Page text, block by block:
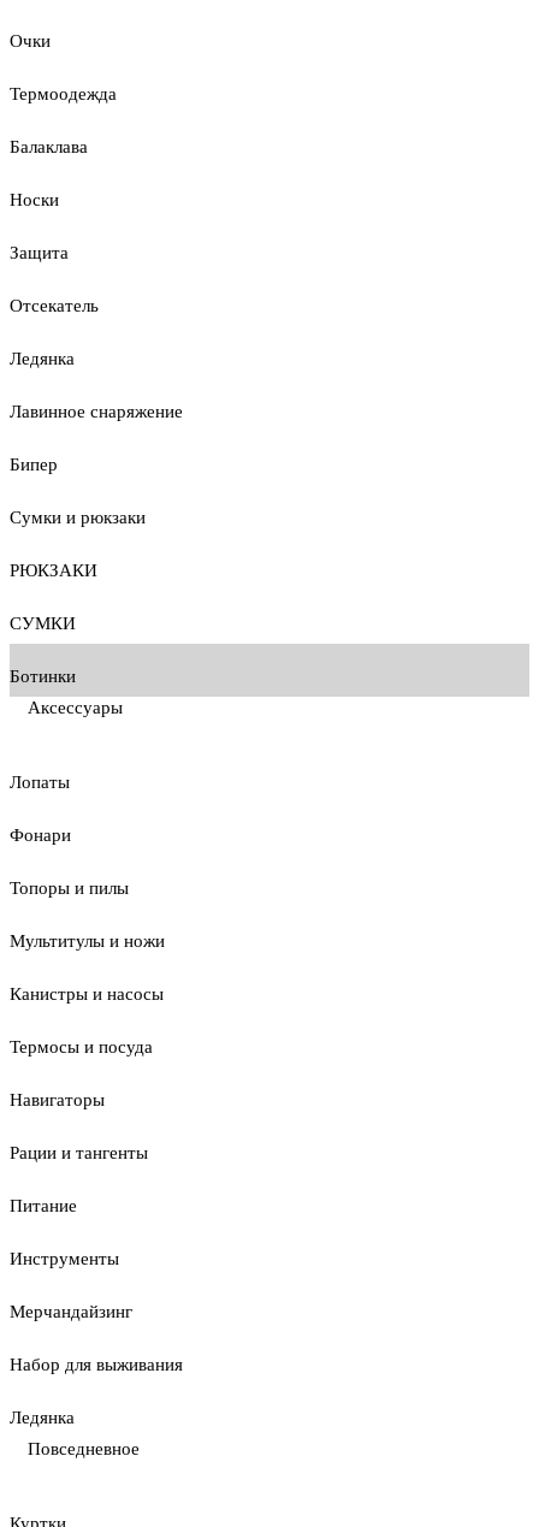
Очки
Термоодежда
Балаклава
Носки
Защита
Отсекатель
Ледянка
Лавинное снаряжение
Бипер
Сумки и рюкзаки
РЮКЗАКИ
СУМКИ
Ботинки
Аксессуары
Лопаты
Фонари
Топоры и пилы
Мультитулы и ножи
Канистры и насосы
Термосы и посуда
Навигаторы
Рации и тангенты
Питание
Инструменты
Мерчандайзинг
Набор для выживания
Ледянка
Повседневное